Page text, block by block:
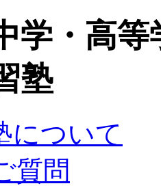
学・高
塾
について
質問